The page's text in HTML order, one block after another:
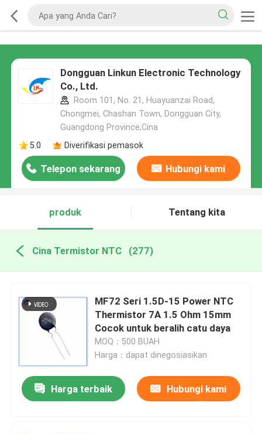
Dongguan Linkun Electronic Technology
Co., Ltd.
Room 101, No. 21, Huayuanzai Road,
Chongmei, Chashan Town, Dongguan City,
Guangdong Province,Cina
5.0
Diverifikasi pemasok
Telepon sekarang Hubungi kami
produk Tentang kita
Cina Termistor NTC (277)
MF72 Seri 1.5D-15 Power NTC
Thermistor 7A 1.5 Ohm 15mm
Cocok untuk beralih catu daya
MOQ：500 BUAH
Harga：dapat dinegosiasikan
Harga terbaik Hubungi kami